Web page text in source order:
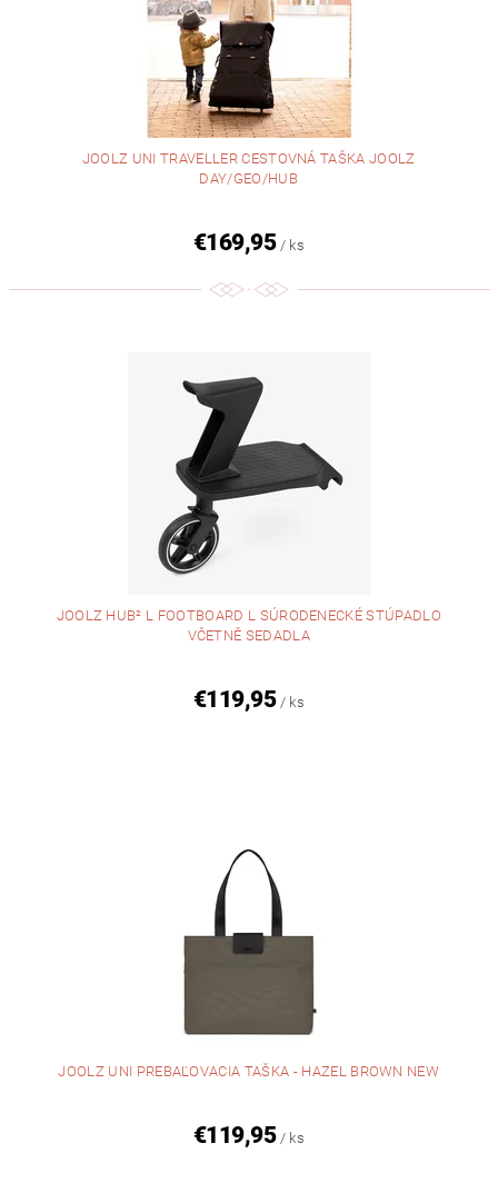
JOOLZ UNI TRAVELLER CESTOVNÁ TAŠKA JOOLZ
DAY/GEO/HUB
€169,95 / ks
JOOLZ HUB² L FOOTBOARD L SÚRODENECKÉ STÚPADLO
VČETNĚ SEDADLA
€119,95 / ks
JOOLZ UNI PREBAĽOVACIA TAŠKA - HAZEL BROWN NEW
€119,95 / ks